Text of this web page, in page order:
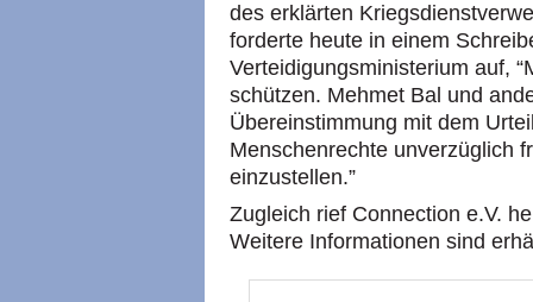
des erklärten
forderte heute in einem
Verteidigungsministerium auf,
schützen. Mehmet Bal und
Übereinstimmung mit dem
Menschenrechte unverzüglich
einzustellen.”
Zugleich rief Connection e.V.
Weitere Informationen sind